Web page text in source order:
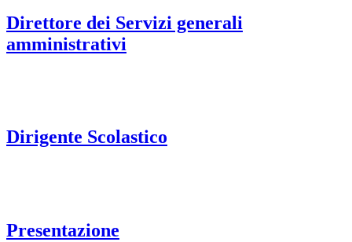
Direttore dei Servizi generali
amministrativi
Dirigente Scolastico
Presentazione